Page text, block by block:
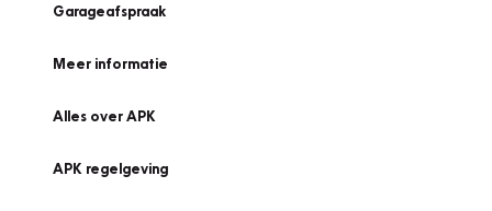
Garageafspraak
Meer informatie
Alles over APK
APK regelgeving